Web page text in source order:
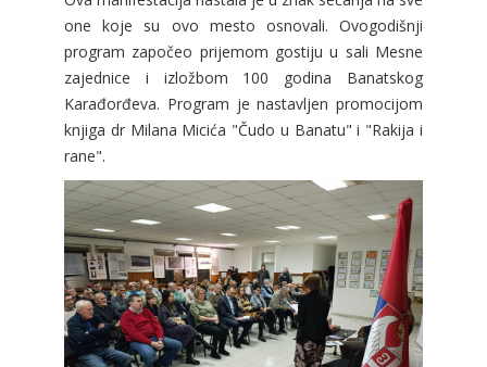
one koje su ovo mesto osnovali. Ovogodišnji
program započeo prijemom gostiju u sali Mesne
zajednice i izložbom 100 godina Banatskog
Karađorđeva. Program je nastavljen promocijom
knjiga dr Milana Micića "Čudo u Banatu" i "Rakija i
rane".